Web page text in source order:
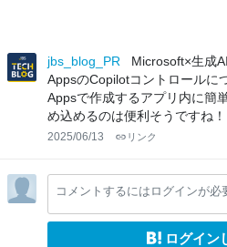
jbs_blog_PR
Microsoft×生成
AppsのCopilotコントロールに
Appsで作成するアプリ内に簡
め込めるのは便利そうですね！
2025/06/13 リンク
コメントするにはログインが必
ログイン